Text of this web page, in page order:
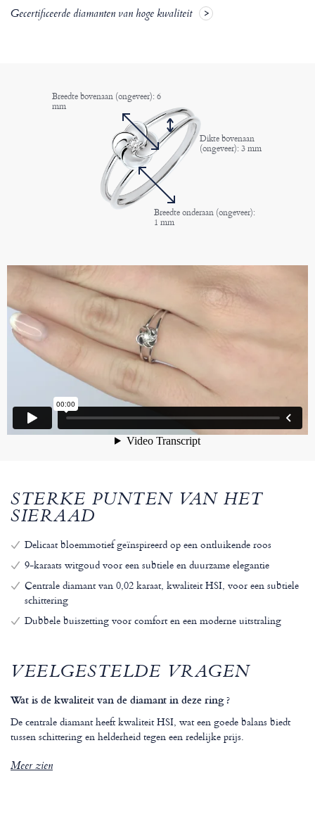
Gecertificeerde diamanten van hoge kwaliteit
Breedte bovenaan (ongeveer): 6
mm
Dikte bovenaan
(ongeveer): 3 mm
Breedte onderaan (ongeveer):
1 mm
STERKE PUNTEN VAN HET
SIERAAD
Delicaat bloemmotief geïnspireerd op een ontluikende roos
9-karaats witgoud voor een subtiele en duurzame elegantie
Centrale diamant van 0,02 karaat, kwaliteit HSI, voor een subtiele
schittering
Dubbele buiszetting voor comfort en een moderne uitstraling
VEELGESTELDE VRAGEN
Wat is de kwaliteit van de diamant in deze ring ?
De centrale diamant heeft kwaliteit HSI, wat een goede balans biedt
tussen schittering en helderheid tegen een redelijke prijs.
Meer zien